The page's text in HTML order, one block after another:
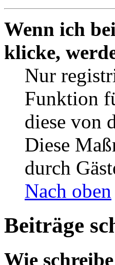
Wenn ich
klicke,
Nur
Funktion
diese von
Diese
durch
Nach oben
Beiträge
Wie